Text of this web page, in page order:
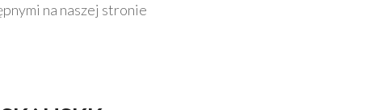
na naszej stronie